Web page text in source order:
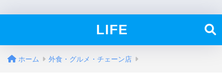
LIFE
ホーム 外食・グルメ・チェーン店